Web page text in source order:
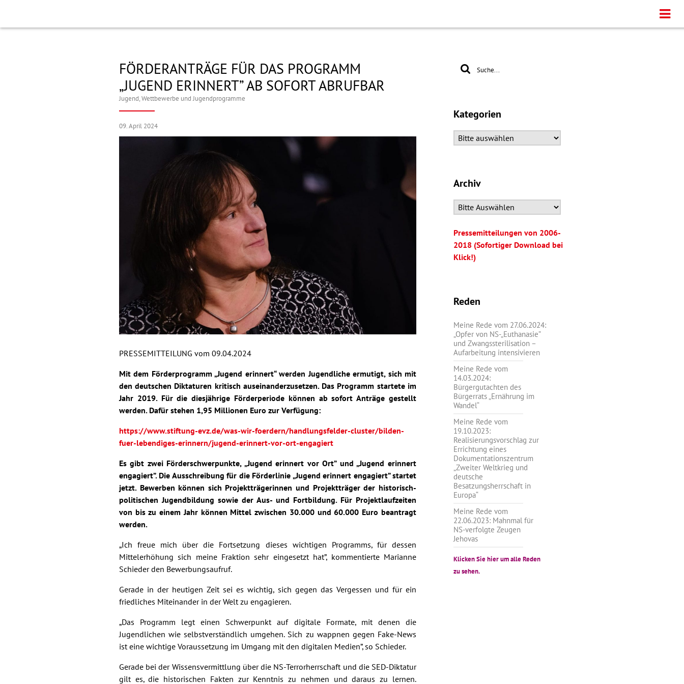
FÖRDERANTRÄGE FÜR DAS PROGRAMM
„JUGEND ERINNERT” AB SOFORT ABRUFBAR
Jugend,Wettbewerbe und Jugendprogramme
09. April 2024
PRESSEMITTEILUNG vom 09.04.2024
Mit dem Förderprogramm „Jugend erinnert“ werden Jugendliche ermutigt, sich mit
den deutschen Diktaturen kritisch auseinanderzusetzen. Das Programm startete im
Jahr 2019. Für die diesjährige Förderperiode können ab sofort Anträge gestellt
werden. Dafür stehen 1,95 Millionen Euro zur Verfügung:
https://www.stiftung-evz.de/was-wir-foerdern/handlungsfelder-cluster/bilden-
fuer-lebendiges-erinnern/jugend-erinnert-vor-ort-engagiert
Es gibt zwei Förderschwerpunkte, „Jugend erinnert vor Ort” und „Jugend erinnert
engagiert”. Die Ausschreibung für die Förderlinie „Jugend erinnert engagiert” startet
jetzt. Bewerben können sich Projektträgerinnen und Projektträger der historisch-
politischen Jugendbildung sowie der Aus- und Fortbildung. Für Projektlaufzeiten
von bis zu einem Jahr können Mittel zwischen 30.000 und 60.000 Euro beantragt
werden.
„Ich freue mich über die Fortsetzung dieses wichtigen Programms, für dessen
Mittelerhöhung sich meine Fraktion sehr eingesetzt hat”, kommentierte Marianne
Schieder den Bewerbungsaufruf.
Gerade in der heutigen Zeit sei es wichtig, sich gegen das Vergessen und für ein
friedliches Miteinander in der Welt zu engagieren.
„Das Programm legt einen Schwerpunkt auf digitale Formate, mit denen die
Jugendlichen wie selbstverständlich umgehen. Sich zu wappnen gegen Fake-News
ist eine wichtige Voraussetzung im Umgang mit den digitalen Medien”, so Schieder.
Gerade bei der Wissensvermittlung über die NS-Terrorherrschaft und die SED-Diktatur
gilt es, die historischen Fakten zur Kenntnis zu nehmen und daraus zu lernen.
Kategorien
Archiv
Pressemitteilungen von 2006-
2018 (Sofortiger Download bei
Klick!)
Reden
Meine Rede vom 27.06.2024:
„Opfer von NS-„Euthanasie”
und Zwangssterilisation –
Aufarbeitung intensivieren
Meine Rede vom
14.03.2024:
Bürgergutachten des
Bürgerrats „Ernährung im
Wandel“
Meine Rede vom
19.10.2023:
Realisierungsvorschlag zur
Errichtung eines
Dokumentationszentrum
„Zweiter Weltkrieg und
deutsche
Besatzungsherrschaft in
Europa“
Meine Rede vom
22.06.2023: Mahnmal für
NS-verfolgte Zeugen
Jehovas
Klicken Sie hier um alle Reden
zu sehen.